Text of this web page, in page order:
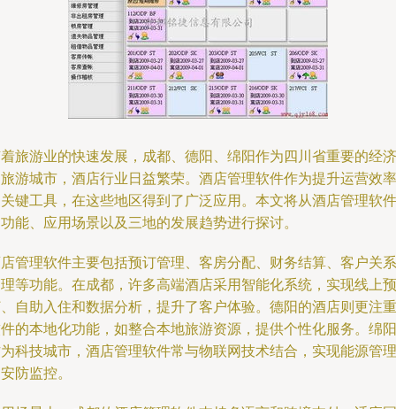
旅游业的快速发展，成都、德阳、绵阳作为四川省重要的经济
游城市，酒店行业日益繁荣。酒店管理软件作为提升运营效率
键工具，在这些地区得到了广泛应用。本文将从酒店管理软件
能、应用场景以及三地的发展趋势进行探讨。
管理软件主要包括预订管理、客房分配、财务结算、客户关系
等功能。在成都，许多高端酒店采用智能化系统，实现线上预
自助入住和数据分析，提升了客户体验。德阳的酒店则更注重
的本地化功能，如整合本地旅游资源，提供个性化服务。绵阳
科技城市，酒店管理软件常与物联网技术结合，实现能源管理
防监控。